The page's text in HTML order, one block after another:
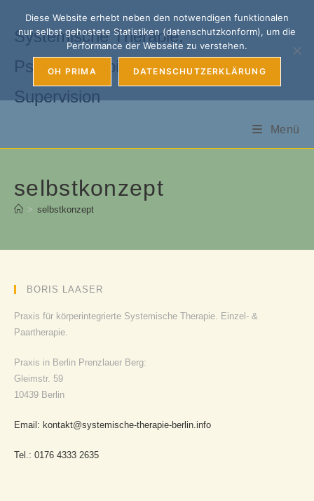
springen
Systemische Therapie,
Psychotherapie, Coaching &
Supervision
Menü
selbstkonzept
> selbstkonzept
BORIS LAASER
Praxis für körperintegrierte Systemische Therapie. Einzel- &
Paartherapie.
Praxis in Berlin Prenzlauer Berg:
Gleimstr. 59
10439 Berlin
Email: kontakt@systemische-therapie-berlin.info
Tel.: 0176 4333 2635
Diese Website erhebt neben den notwendigen funktionalen
nur selbst gehostete Statistiken (datenschutzkonform), um die
Performance der Webseite zu verstehen.
OH PRIMA DATENSCHUTZERKLÄRUNG